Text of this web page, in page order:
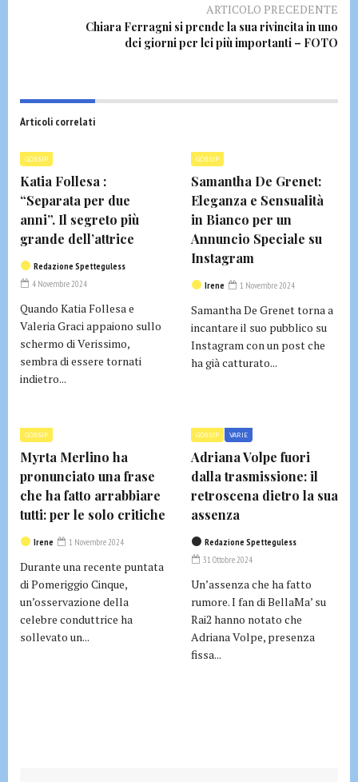
ARTICOLO PRECEDENTE
Chiara Ferragni si prende la sua rivincita in uno
dei giorni per lei più importanti – FOTO
Articoli correlati
GOSSIP
Katia Follesa :
“Separata per due
anni”. Il segreto più
grande dell’attrice
Redazione Spetteguless
4 Novembre 2024
Quando Katia Follesa e
Valeria Graci appaiono sullo
schermo di Verissimo,
sembra di essere tornati
indietro...
GOSSIP
Samantha De Grenet:
Eleganza e Sensualità
in Bianco per un
Annuncio Speciale su
Instagram
Irene 1 Novembre 2024
Samantha De Grenet torna a
incantare il suo pubblico su
Instagram con un post che
ha già catturato...
GOSSIP
Myrta Merlino ha
pronunciato una frase
che ha fatto arrabbiare
tutti: per le solo critiche
Irene 1 Novembre 2024
Durante una recente puntata
di Pomeriggio Cinque,
un’osservazione della
celebre conduttrice ha
sollevato un...
GOSSIP VARIE
Adriana Volpe fuori
dalla trasmissione: il
retroscena dietro la sua
assenza
Redazione Spetteguless
31 Ottobre 2024
Un’assenza che ha fatto
rumore. I fan di BellaMa’ su
Rai2 hanno notato che
Adriana Volpe, presenza
fissa...